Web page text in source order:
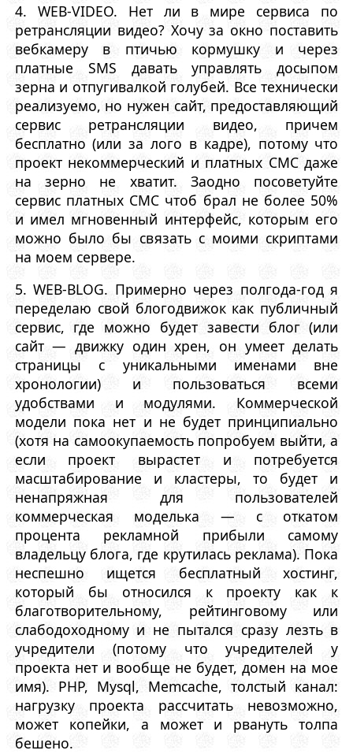
4. WEB-VIDEO. Нет ли в мире сервиса по
ретрансляции видео? Хочу за окно поставить
вебкамеру в птичью кормушку и через
платные SMS давать управлять досыпом
зерна и отпугивалкой голубей. Все технически
реализуемо, но нужен сайт, предоставляющий
сервис ретрансляции видео, причем
бесплатно (или за лого в кадре), потому что
проект некоммерческий и платных СМС даже
на зерно не хватит. Заодно посоветуйте
сервис платных СМС чтоб брал не более 50%
и имел мгновенный интерфейс, которым его
можно было бы связать с моими скриптами
на моем сервере.
5. WEB-BLOG. Примерно через полгода-год я
переделаю свой блогодвижок как публичный
сервис, где можно будет завести блог (или
сайт — движку один хрен, он умеет делать
страницы с уникальными именами вне
хронологии) и пользоваться всеми
удобствами и модулями. Коммерческой
модели пока нет и не будет принципиально
(хотя на самоокупаемость попробуем выйти, а
если проект вырастет и потребуется
масштабирование и кластеры, то будет и
ненапряжная для пользователей
коммерческая моделька — с откатом
процента рекламной прибыли самому
владельцу блога, где крутилась реклама). Пока
неспешно ищется бесплатный хостинг,
который бы относился к проекту как к
благотворительному, рейтинговому или
слабодоходному и не пытался сразу лезть в
учредители (потому что учредителей у
проекта нет и вообще не будет, домен на мое
имя). PHP, Mysql, Memcache, толстый канал:
нагрузку проекта рассчитать невозможно,
может копейки, а может и рвануть толпа
бешено.